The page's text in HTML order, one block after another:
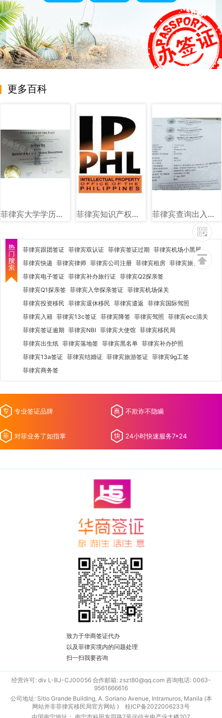
更多百科
菲律宾大学学历图片样式讲解 菲律宾知识产权局（IPOPHL）图文讲解 菲律宾查询出入境黑名单图片样式
菲律宾跟团签证 菲律宾双认证 菲律宾签证过期 菲律宾机场小黑屋
菲律宾快递 菲律宾律师 菲律宾公司注册 菲律宾租房 菲律宾旅行社
菲律宾电子签证 菲律宾补办旅行证 菲律宾Q2探亲签
菲律宾Q1探亲签 菲律宾入华探亲签证 菲律宾机场保关
菲律宾投资移民 菲律宾退休移民 菲律宾遣返
菲律宾国际驾照
菲律宾入籍 菲律宾13c签证 菲律宾降签 菲律宾驾照 菲律宾ecc清关
菲律宾签证逾期 菲律宾NBI 菲律宾大使馆 菲律宾移民局
菲律宾出生纸 菲律宾落地签 菲律宾黑名单 菲律宾补办护照
菲律宾13a签证 菲律宾结婚证 菲律宾旅游签证 菲律宾9g工签
菲律宾商务签
专业签证品牌 不欺诈不隐瞒
对菲业务了如指掌 24小时快速服务7*24
致力于华商签证代办
以及菲律宾境内的问题处理
扫一扫我要咨询
经营许可: div L-BJ-CJ00056 合作邮箱: zszt80@qq.com 咨询电话: 0063-
9561666616
公司地址: Sitio Grande Building, A. Soriano Avenue, Intramuros, Manila (本
网站并非菲律宾移民局官方网站 ) 桂ICP备2022006233号